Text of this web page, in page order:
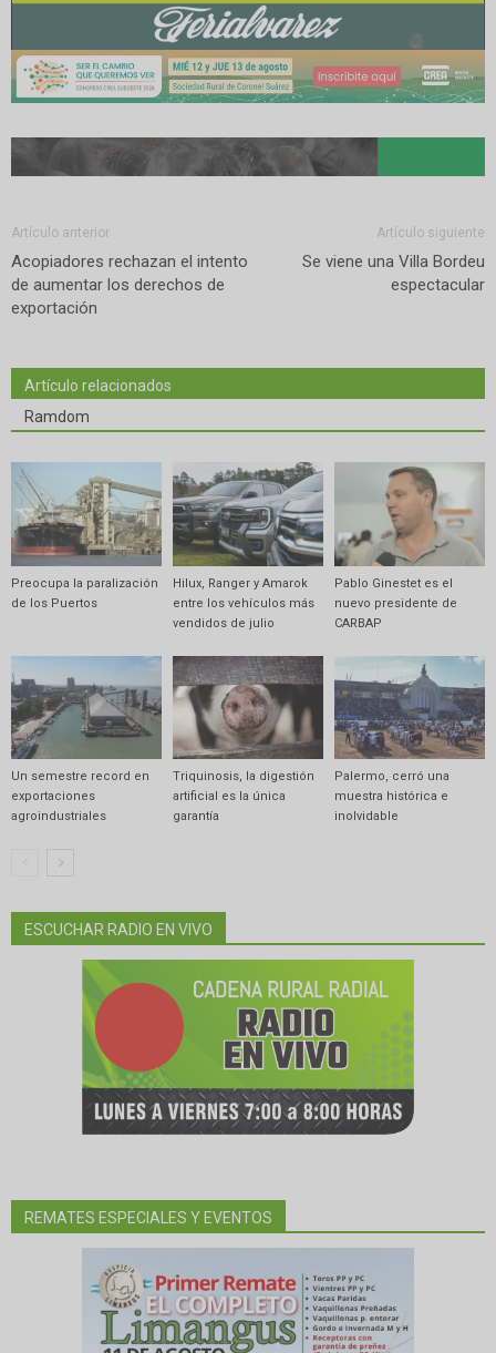
Artículo anterior
Acopiadores rechazan el intento
de aumentar los derechos de
exportación
Artículo siguiente
Se viene una Villa Bordeu
espectacular
Artículo relacionados
Ramdom
Preocupa la paralización
de los Puertos
Hilux, Ranger y Amarok
entre los vehículos más
vendidos de julio
Pablo Ginestet es el
nuevo presidente de
CARBAP
Un semestre record en
exportaciones
agroindustriales
Triquinosis, la digestión
artificial es la única
garantía
Palermo, cerró una
muestra histórica e
inolvidable
ESCUCHAR RADIO EN VIVO
REMATES ESPECIALES Y EVENTOS